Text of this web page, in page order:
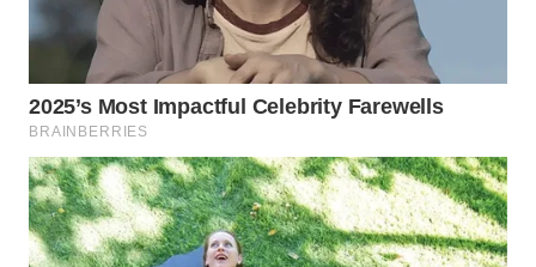
LAWAS
WN
SUMEDANG
WN
CIANJUR
WN